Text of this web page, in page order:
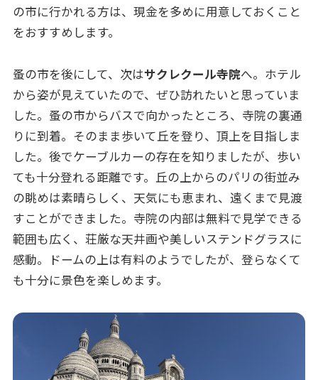
の市に行かれる方は、現金を多めに用意しておくこと
をおすすめします。
蚤の市を後にして、次はサクレクール寺院へ。ホテル
から姿が見えていたので、ぜひ訪れたいと思っていま
した。蚤の市からバスで向かったところ、寺院の裏通
りに到着。そのまま歩いて丘を登り、頂上を目指しま
した。後でケーブルカーの存在を知りましたが、歩い
ても十分登れる距離です。丘の上からのパリの街並み
の眺めは素晴らしく、天気にも恵まれ、遠くまで見渡
すことができました。寺院の内部は無料で見学できる
範囲も広く、荘厳な天井画や美しいステンドグラスに
感動。ドームの上は有料のようでしたが、登らなくて
も十分に景色を楽しめます。